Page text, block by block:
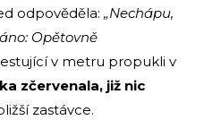
odpověděla: „Nechápu,
Opětovně
v metru propukli v
zčervenala, již nic
zastávce.